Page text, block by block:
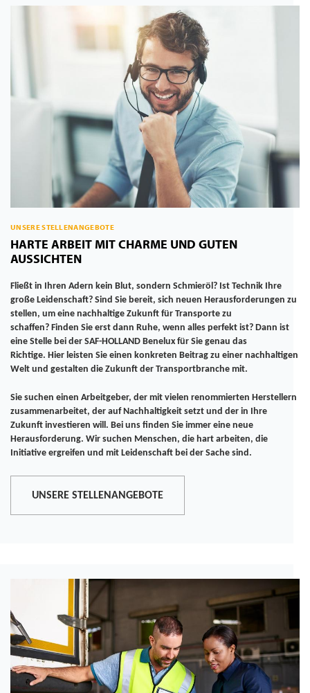
UNSERE STELLENANGEBOTE
HARTE ARBEIT MIT CHARME UND GUTEN
AUSSICHTEN
Fließt in Ihren Adern kein Blut, sondern Schmieröl? Ist Technik Ihre
große Leidenschaft? Sind Sie bereit, sich neuen Herausforderungen zu
stellen, um eine nachhaltige Zukunft für Transporte zu
schaffen? Finden Sie erst dann Ruhe, wenn alles perfekt ist? Dann ist
eine Stelle bei der SAF-HOLLAND Benelux für Sie genau das
Richtige. Hier leisten Sie einen konkreten Beitrag zu einer nachhaltigen
Welt und gestalten die Zukunft der Transportbranche mit.
Sie suchen einen Arbeitgeber, der mit vielen renommierten Herstellern
zusammenarbeitet, der auf Nachhaltigkeit setzt und der in Ihre
Zukunft investieren will. Bei uns finden Sie immer eine neue
Herausforderung. Wir suchen Menschen, die hart arbeiten, die
Initiative ergreifen und mit Leidenschaft bei der Sache sind.
UNSERE STELLENANGEBOTE